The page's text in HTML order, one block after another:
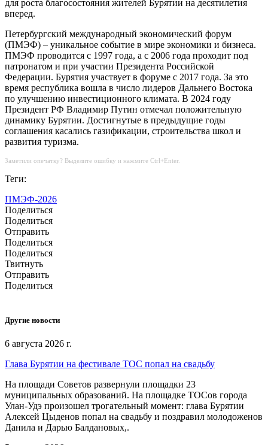
для роста благосостояния жителей Бурятии на десятилетия
вперед.
Петербургский международный экономический форум
(ПМЭФ) – уникальное событие в мире экономики и бизнеса.
ПМЭФ проводится с 1997 года, а с 2006 года проходит под
патронатом и при участии Президента Российской
Федерации. Бурятия участвует в форуме с 2017 года. За это
время республика вошла в число лидеров Дальнего Востока
по улучшению инвестиционного климата. В 2024 году
Президент РФ Владимир Путин отмечал положительную
динамику Бурятии. Достигнутые в предыдущие годы
соглашения касались газификации, строительства школ и
развития туризма.
Заметили опечатку? Выделите ошибку и нажмите Ctrl+Enter.
Теги:
ПМЭФ-2026
Поделиться
Поделиться
Отправить
Поделиться
Поделиться
Твитнуть
Отправить
Поделиться
Другие новости
6 августа 2026 г.
Глава Бурятии на фестивале ТОС попал на свадьбу
На площади Советов развернули площадки 23
муниципальных образований. На площадке ТОСов города
Улан-Удэ произошел трогательный момент: глава Бурятии
Алексей Цыденов попал на свадьбу и поздравил молодоженов
Данила и Дарью Балдановых,.